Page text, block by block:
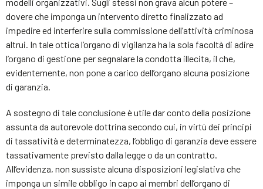
dovere che imponga un intervento diretto finalizzato ad
impedire ed interferire sulla commissione dell’attività criminosa
altrui. In tale ottica l’organo di vigilanza ha la sola facoltà di adire
l’organo di gestione per segnalare la condotta illecita, il che,
evidentemente, non pone a carico dell’organo alcuna posizione
di garanzia.
A sostegno di tale conclusione è utile dar conto della posizione
assunta da autorevole dottrina secondo cui, in virtù dei principi
di tassatività e determinatezza, l’obbligo di garanzia deve essere
tassativamente previsto dalla legge o da un contratto.
All’evidenza, non sussiste alcuna disposizioni legislativa che
imponga un simile obbligo in capo ai membri dell’organo di